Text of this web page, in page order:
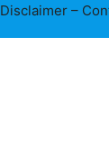
Disclaimer –